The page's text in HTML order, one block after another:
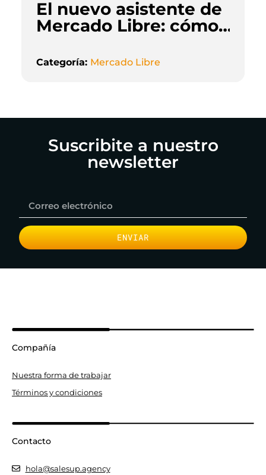
El nuevo asistente de
Mercado Libre: cómo
artificial está
Categoría: Mercado Libre
Suscribite a nuestro
newsletter
ENVIAR
Compañía
Nuestra forma de trabajar
Términos y condiciones
Contacto
hola@salesup.agency